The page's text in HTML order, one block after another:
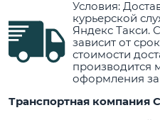
Условия:
курьерской
Яндекс Такси.
зависит от
стоимости
производится
оформления
Транспортная компания